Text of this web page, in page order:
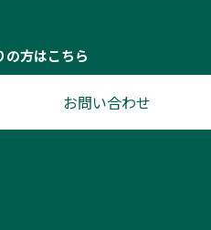
の方はこちら
お問い合わせ